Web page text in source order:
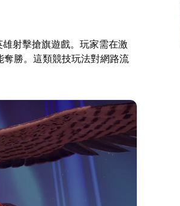
射擊搶旗遊戲。玩家需在激
勝。這類競技玩法對網路流